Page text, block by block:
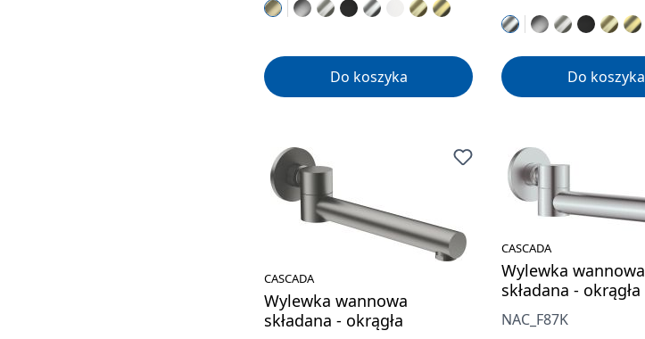
Do koszyka Do koszyka
CASCADA
Wylewka wannowa
składana - okrągła
CASCADA
Wylewka wannowa
składana - okrągła
NAC_F87K